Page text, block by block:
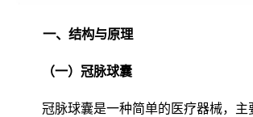
一、结构与原理
（一）冠脉球囊
冠脉球囊是一种简单的医疗器械，主